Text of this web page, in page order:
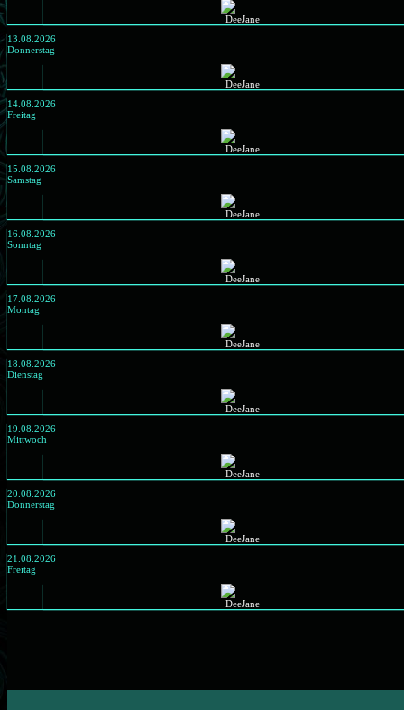
13.08.2026
Donnerstag
14.08.2026
Freitag
15.08.2026
Samstag
16.08.2026
Sonntag
17.08.2026
Montag
18.08.2026
Dienstag
19.08.2026
Mittwoch
20.08.2026
Donnerstag
21.08.2026
Freitag